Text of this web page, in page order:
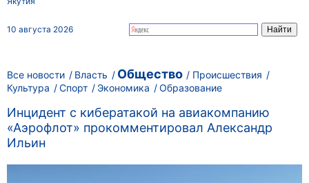
10 августа 2026
Все новости Власть Общество
Происшествия
Культура
Спорт Экономика Образование
Инцидент с кибератакой на авиакомпанию
«Аэрофлот» прокомментировал Александр
Ильин